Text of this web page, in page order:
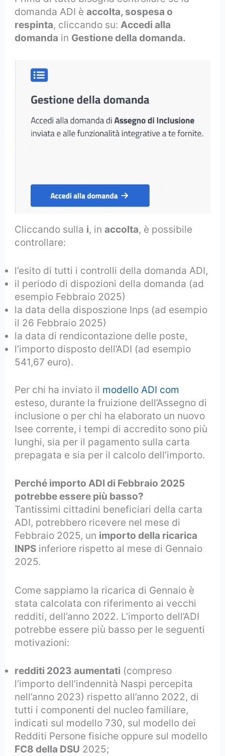
domanda ADI èaccolta, sospesa o
respinta, cliccando su: Accedi alla
domanda in Gestione della domanda.
Cliccando sulla i, inaccolta, è possibile
controllare:
l’esito di tutti i controlli della domanda ADI,
il periodo di dispozioni della domanda (ad
esempio Febbraio 2025)
la data della disposzione Inps (ad esempio
il 26 Febbraio 2025)
la data di rendicontazione delle poste,
l’importo disposto dell’ADI (ad esempio
541,67 euro).
Per chi ha inviato il modello ADI com
esteso, durante la fruizione dell’Assegno di
inclusione o per chi ha elaborato un nuovo
Isee corrente, i tempi di accredito sono più
lunghi, sia per il pagamento sulla carta
prepagata e sia per il calcolo dell’importo.
Perché importo ADI di Febbraio 2025
potrebbe essere più basso?
Tantissimi cittadini beneficiari della carta
ADI, potrebbero ricevere nel mese di
Febbraio 2025, un importo della ricarica
INPS inferiore rispetto al mese di Gennaio
2025.
Come sappiamo la ricarica di Gennaio è
stata calcolata con riferimento ai vecchi
redditi, dell’anno 2022. L’importo dell’ADI
potrebbe essere più basso per le seguenti
motivazioni:
redditi 2023 aumentati (compreso
l’importo dell’indennità Naspi percepita
nell’anno 2023) rispetto all’anno 2022, di
tutti i componenti del nucleo familiare,
indicati sul modello 730, sul modello dei
Redditi Persone fisiche oppure sul modello
FC8 della DSU 2025;